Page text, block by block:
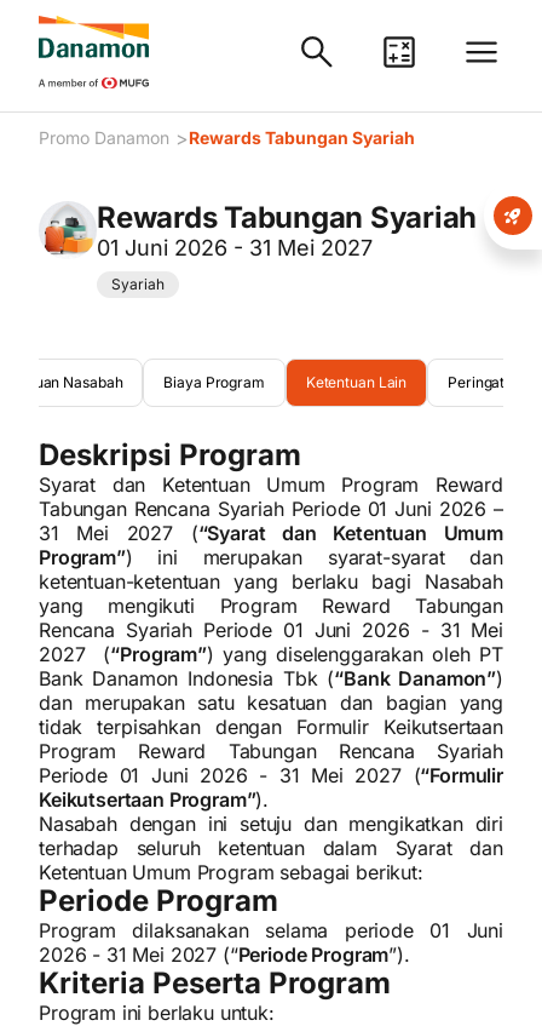
Promo Danamon >Rewards Tabungan Syariah
Rewards Tabungan Syariah
01 Juni 2026 - 31 Mei 2027
Syariah
Nasabah Biaya Program Ketentuan Lain Peringatan
Deskripsi Program
Syarat dan Ketentuan Umum Program Reward
Tabungan Rencana Syariah Periode 01 Juni 2026 –
31 Mei 2027 (“Syarat dan Ketentuan Umum
Program”) ini merupakan syarat-syarat dan
ketentuan-ketentuan yang berlaku bagi Nasabah
yang mengikuti Program Reward Tabungan
Rencana Syariah Periode 01 Juni 2026 - 31 Mei
2027 (“Program”) yang diselenggarakan oleh PT
Bank Danamon Indonesia Tbk (“Bank Danamon”)
dan merupakan satu kesatuan dan bagian yang
tidak terpisahkan dengan Formulir Keikutsertaan
Program Reward Tabungan Rencana Syariah
Periode 01 Juni 2026 - 31 Mei 2027 (“Formulir
Keikutsertaan Program”).
Nasabah dengan ini setuju dan mengikatkan diri
terhadap seluruh ketentuan dalam Syarat dan
Ketentuan Umum Program sebagai berikut:
Periode Program
Program dilaksanakan selama periode 01 Juni
2026 - 31 Mei 2027 (“Periode Program”).
Kriteria Peserta Program
Program ini berlaku untuk: